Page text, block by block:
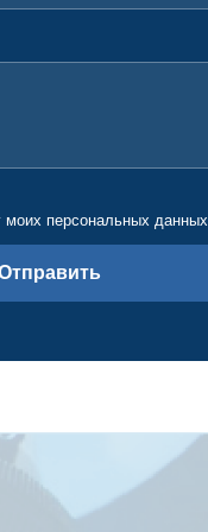
моих персональных данных